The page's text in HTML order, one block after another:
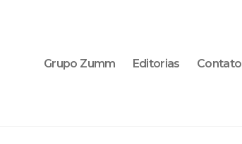
Grupo Zumm Editorias Contato